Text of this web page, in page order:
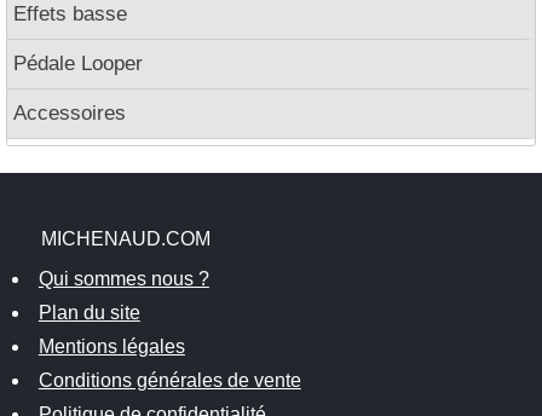
Effets basse
Pédale Looper
Accessoires
MICHENAUD.COM
Qui sommes nous ?
Plan du site
Mentions légales
Conditions générales de vente